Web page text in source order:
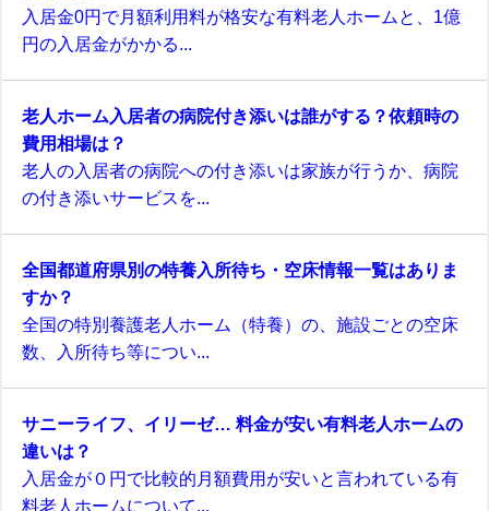
入居金0円で月額利用料が格安な有料老人ホームと、1億
円の入居金がかかる...
老人ホーム入居者の病院付き添いは誰がする？依頼時の
費用相場は？
老人の入居者の病院への付き添いは家族が行うか、病院
の付き添いサービスを...
全国都道府県別の特養入所待ち・空床情報一覧はありま
すか？
全国の特別養護老人ホーム（特養）の、施設ごとの空床
数、入所待ち等につい...
サニーライフ、イリーゼ… 料金が安い有料老人ホームの
違いは？
入居金が０円で比較的月額費用が安いと言われている有
料老人ホームについて...